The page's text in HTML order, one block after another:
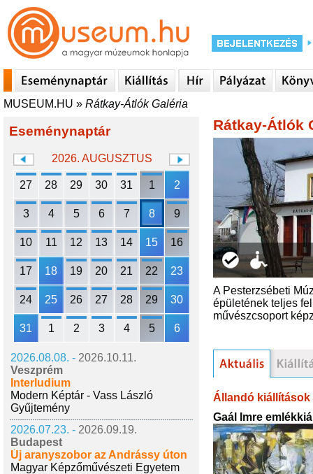
MUSEUM.HU » Rátkay-Átlók Galéria
Eseménynaptár
2026. AUGUSZTUS
27 28 29 30 31 1 2
3 4 5 6 7 8 9
10 11 12 13 14 15 16
17 18 19 20 21 22 23
24 25 26 27 28 29 30
31 1 2 3 4 5 6
2026.08.08. - 2026.10.11.
Veszprém
Interludium
Modern Képtár - Vass László
Gyűjtemény
2026.07.23. - 2026.09.19.
Budapest
Új aranyszobor az Andrássy úton
Magyar Képzőművészeti Egyetem
Rátkay-Átlók
A Pesterzsébeti
épületének teljes
művészcsoport
Állandó kiállítások
Gaál Imre